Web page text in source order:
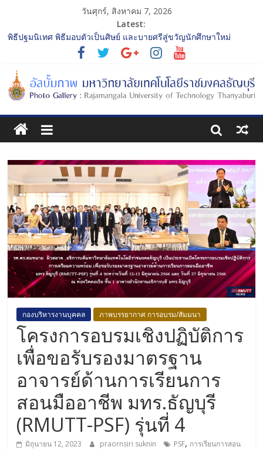
วันศุกร์, สิงหาคม 7, 2026
Latest:
พิธีปฐมนิเทศ พิธีมอบตัวเป็นศิษย์ และบายศรีสู่ขวัญนักศึกษาใหม่
ประจำปีการศึกษา 2568 รุ่นที่ 2
การประกวดทูตกิจกรรม ประจำปีการศึกษา 2568 “RMUTT Freshy
2025 Time to Nine-T”
โครงการแลกเปลี่ยนเรียนรู้บทบาทของกรรมการสภามหาวิทยาลัย
เทคโนโลยีราชมงคลธัญบุรี
รับน้องเข้าคณะศิลปกรรมศาสตร์ “โยนลูกรักษ์”
พิธีปฐมนิเทศ พิธีมอบตัวเป็นศิษย์ และบายศรีสู่ขวัญนักศึกษาใหม่
ประจำปีการศึกษา 2568 รุ่นที่ 3
กองบริหารงานบุคคล ภาพบรรยากาศ การอบรม/สัมมนา
โครงการอบรมเชิงปฏิบัติการ
เพื่อขอรับรองมาตรฐาน
อาจารย์ด้านการเรียนการ
สอนมืออาชีพ มทร.ธัญบุรี
(RMUTT-PSF) รุ่นที่ 4
มิถุนายน 12, 2023 praornsiri suknin PSF, การเรียนการสอน